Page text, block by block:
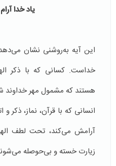
یاد خدا
این آیه به‌روشنی نشان
خداست. کسانی که با ذکر
هستند که مشمول مهر خداوند
انسانی که با قرآن، نماز،
آرامش می‌کند، تحت لطف
زیارت خسته و بی‌حوصله